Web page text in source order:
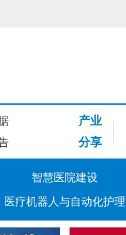
产业
分享
智慧医院建设
医疗机器人与自动化护理